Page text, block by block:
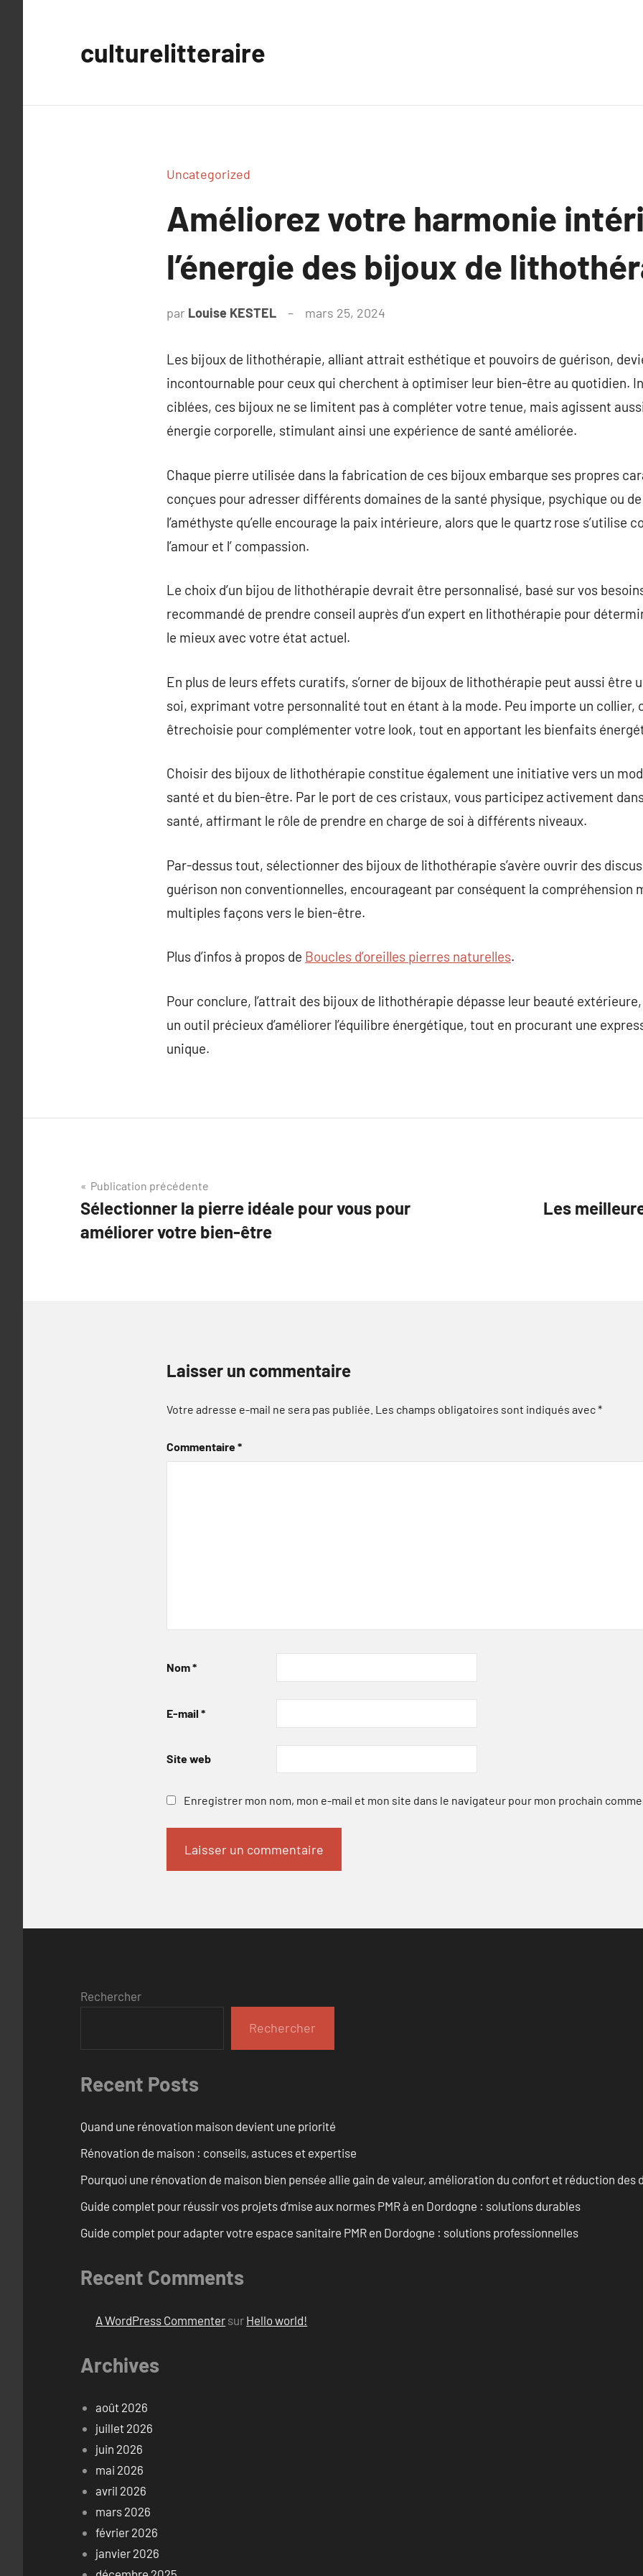
culturelitteraire
Uncategorized
Améliorez votre harmonie
l’énergie des bijoux de
par Louise KESTEL mars 25, 2024
Les bijoux de lithothérapie, alliant attrait esthétique et pouvoirs de guérison,
incontournable pour ceux qui cherchent à optimiser leur bien-être au quotidien.
ciblées, ces bijoux ne se limitent pas à compléter votre tenue, mais agissent
énergie corporelle, stimulant ainsi une expérience de santé améliorée.
Chaque pierre utilisée dans la fabrication de ces bijoux embarque ses propres
conçues pour adresser différents domaines de la santé physique, psychique ou
l’améthyste qu’elle encourage la paix intérieure, alors que le quartz rose s’utilise
l’amour et l’ compassion.
Le choix d’un bijou de lithothérapie devrait être personnalisé, basé sur vos
recommandé de prendre conseil auprès d’un expert en lithothérapie pour
le mieux avec votre état actuel.
En plus de leurs effets curatifs, s’orner de bijoux de lithothérapie peut aussi être
soi, exprimant votre personnalité tout en étant à la mode. Peu importe un collier,
êtrechoisie pour complémenter votre look, tout en apportant les bienfaits
Choisir des bijoux de lithothérapie constitue également une initiative vers un
santé et du bien-être. Par le port de ces cristaux, vous participez activement
santé, affirmant le rôle de prendre en charge de soi à différents niveaux.
Par-dessus tout, sélectionner des bijoux de lithothérapie s’avère ouvrir des
guérison non conventionnelles, encourageant par conséquent la compréhension
multiples façons vers le bien-être.
Plus d’infos à propos de Boucles d’oreilles pierres naturelles.
Pour conclure, l’attrait des bijoux de lithothérapie dépasse leur beauté
un outil précieux d’améliorer l’équilibre énergétique, tout en procurant une
unique.
Navigation
de
l’article
Publication précédente
Sélectionner la pierre idéale pour vous pour
améliorer votre bien-être
Les
Laisser un commentaire
Votre adresse e-mail ne sera pas publiée. Les champs obligatoires sont indiqués avec*
Commentaire*
Nom*
E-mail *
Site web
Enregistrer mon nom, mon e-mail et mon site dans le navigateur pour mon prochain
Rechercher
Rechercher
Recent Posts
Quand une rénovation maison devient une priorité
Rénovation de maison : conseils, astuces et expertise
Pourquoi une rénovation de maison bien pensée allie gain de valeur, amélioration du confort et réduction des
Guide complet pour réussir vos projets d’mise aux normes PMR à en Dordogne : solutions durables
Guide complet pour adapter votre espace sanitaire PMR en Dordogne : solutions professionnelles
Recent Comments
A WordPress Commenter sur Hello world!
Archives
août 2026
juillet 2026
juin 2026
mai 2026
avril 2026
mars 2026
février 2026
janvier 2026